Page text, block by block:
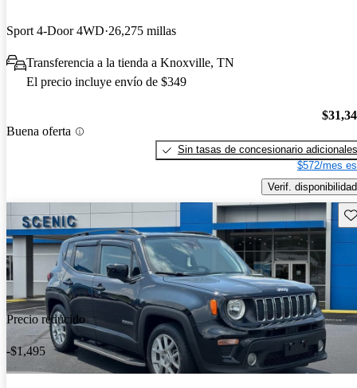
Sport 4-Door 4WD 26,275 millas
Transferencia a la tienda a Knoxville, TN
El precio incluye envío de $349
Buena oferta
Sin tasas de concesionario adicionales
$572/mes
Verif. disponibilidad
Precio reducido
-$1,495